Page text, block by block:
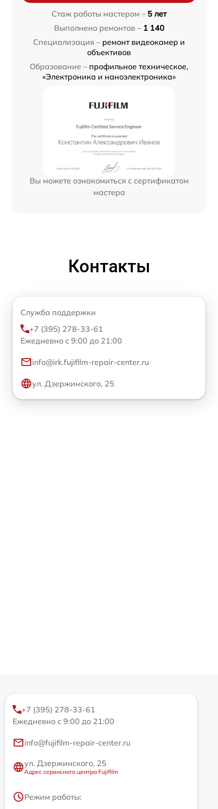
Стаж работы мастером – 5 лет
Выполнено ремонтов – 1 140
Специализация – ремонт видеокамер и
объективов
Образование – профильное техническое,
«Электроника и наноэлектроника»
Вы можете ознакомиться с сертификатом
мастера
Контакты
Служба поддержки
+7 (395) 278-33-61
Ежедневно с 9:00 до 21:00
info@irk.fujifilm-repair-center.ru
ул. Дзержинского, 25
+7 (395) 278-33-61
Ежедневно с 9:00 до 21:00
info@fujifilm-repair-center.ru
ул. Дзержинского, 25
Адрес сервисного центра Fujifilm
Режим работы: